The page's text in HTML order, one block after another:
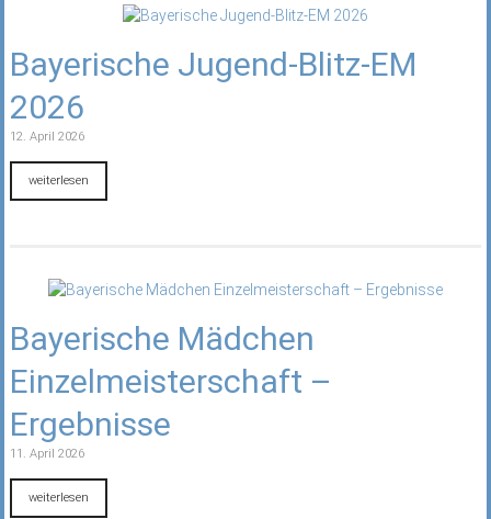
Bayerische Jugend-Blitz-EM
2026
12. April 2026
weiterlesen
Bayerische Mädchen
Einzelmeisterschaft –
Ergebnisse
11. April 2026
weiterlesen